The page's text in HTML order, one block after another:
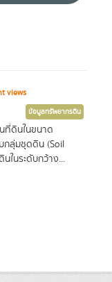
views
ข้อมูลทรัพยากรดิน
ที่ดินในขนาด
กลุ่มชุดดิน (Soil
ในระดับกว้าง...